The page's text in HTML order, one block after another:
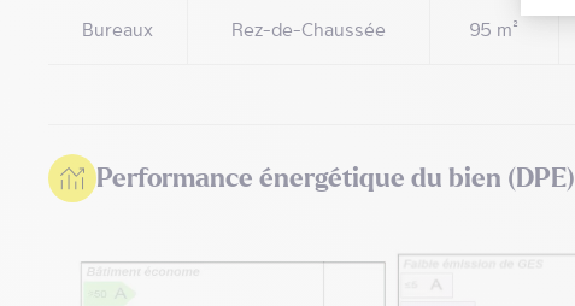
Bureaux Rez-de-Chaussée 95 m²
Performance énergétique du bien (DPE)